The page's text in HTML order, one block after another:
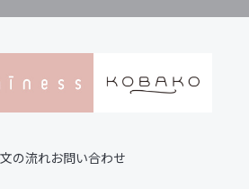
の流れお問い合わせ